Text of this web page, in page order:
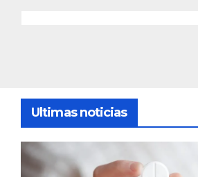
Ultimas noticias